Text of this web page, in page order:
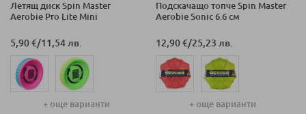
Летящ диск Spin Master
Aerobie Pro Lite Mini
5,90 €/11,54 лв.
+ още варианти
Подскачащо топче Spin Master
Aerobie Sonic 6.6 см
12,90 €/25,23 лв.
+ още варианти